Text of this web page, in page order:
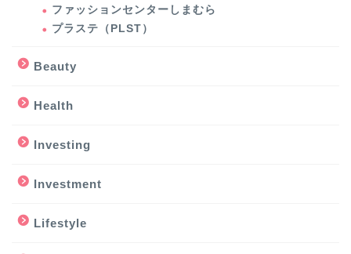
ファッションセンターしまむら
プラステ（PLST）
Beauty
Health
Investing
Investment
Lifestyle